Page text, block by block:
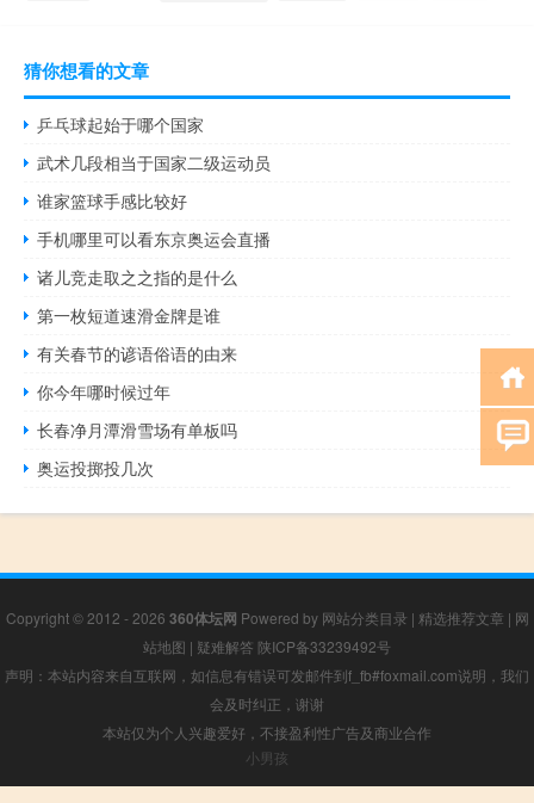
猜你想看的文章
乒乓球起始于哪个国家
武术几段相当于国家二级运动员
谁家篮球手感比较好
手机哪里可以看东京奥运会直播
诸儿竞走取之之指的是什么
第一枚短道速滑金牌是谁
有关春节的谚语俗语的由来
你今年哪时候过年
长春净月潭滑雪场有单板吗
奥运投掷投几次
Copyright © 2012 - 2026 360体坛网 Powered by 网站分类目录 | 精选推荐文章 | 网
站地图 | 疑难解答 陕ICP备33239492号
声明：本站内容来自互联网，如信息有错误可发邮件到f_fb#foxmail.com说明，我们
会及时纠正，谢谢
本站仅为个人兴趣爱好，不接盈利性广告及商业合作
小男孩